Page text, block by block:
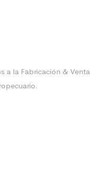
a la Fabricación & Venta